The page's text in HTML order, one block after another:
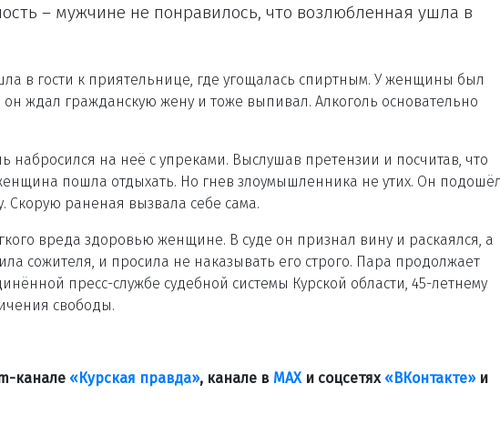
– мужчине не понравилось, что возлюбленная ушла в
в гости к приятельнице, где угощалась спиртным. У женщины был
ждал гражданскую жену и тоже выпивал. Алкоголь основательно
набросился на неё с упреками. Выслушав претензии и посчитав, что
пошла отдыхать. Но гнев злоумышленника не утих. Он подошёл
раненая вызвала себе сама.
вреда здоровью женщине. В суде он признал вину и раскаялся, а
сожителя, и просила не наказывать его строго. Пара продолжает
пресс-службе судебной системы Курской области, 45-летнему
свободы.
канале «Курская правда», канале в МАХ и соцсетях «ВКонтакте»и